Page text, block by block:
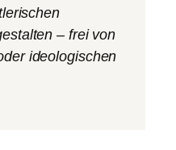
– frei von
ideologischen